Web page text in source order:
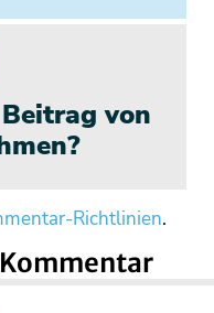
von
Richtlinien.